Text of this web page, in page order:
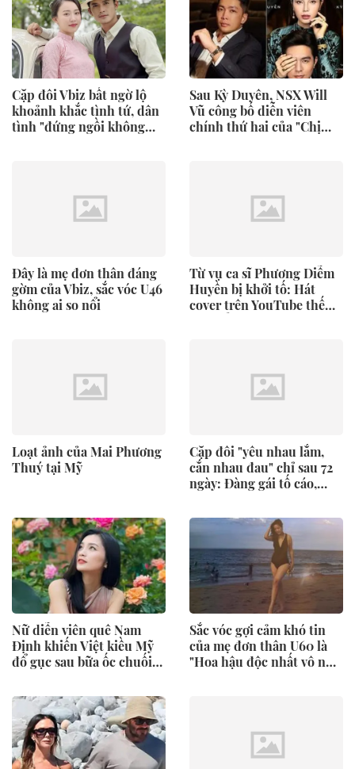
Cặp đôi Vbiz bất ngờ lộ
khoảnh khắc tình tứ, dân
tình "đứng ngồi không
Sau Kỳ Duyên, NSX Will
Vũ công bố diễn viên
chính thứ hai của "Chị
Đây là mẹ đơn thân đáng
gờm của Vbiz, sắc vóc U46
không ai so nổi
Từ vụ ca sĩ Phương Diễm
Huyền bị khởi tố: Hát
cover trên YouTube thế
Loạt ảnh của Mai Phương
Thuý tại Mỹ
Cặp đôi "yêu nhau lắm,
cắn nhau đau" chỉ sau 72
ngày: Đàng gái tố cáo,
Nữ diễn viên quê Nam
Định khiến Việt kiều Mỹ
đổ gục sau bữa ốc chuối
Sắc vóc gợi cảm khó tin
của mẹ đơn thân U60 là
"Hoa hậu độc nhất vô nhị